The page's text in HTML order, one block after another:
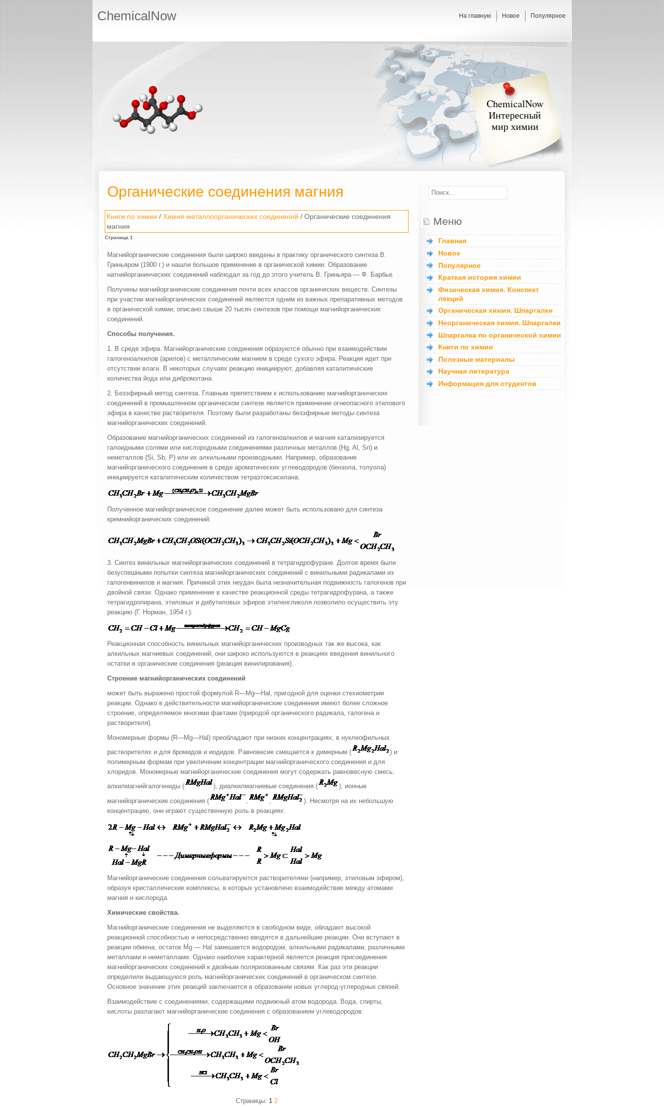
ChemicalNow На главную Новое Популярное
ChemicalNow
Интересный
мир химии
Органические соединения магния
Книги по химии / Химия металлоорганических соединений / Органические соединения
магния
Страница 1
Магнийорганические соединения были широко введены в практику органического синтеза В.
Гриньяром (1900 г.) и нашли большое применение в органической химии. Образование
натнийорганинческих соединений наблюдал за год до этого учитель В. Гриньяра — Ф. Барбье.
Получены магнийорганические соединения почти всех классов органических веществ. Синтезы
при участии магнийорганических соединений являются одним из важных препаративных методов
в органической химии; описано свыше 20 тысяч синтезов при помощи магнийорганических
соединений.
Способы получения.
1. В среде эфира. Магнийорганические соединения образуются обычно при взаимодействии
галогеноалкилов (арилов) с металлическим магнием в среде сухого эфира. Реакция идет при
отсутствии влаги. В некоторых случаях реакцию инициируют, добавляя каталитические
количества йода или дибромэтана.
2. Безэфирный метод синтеза. Главным препятствием к использованию магнийорганнческих
соединений в промышленном органическом синтезе является применение огнеопасного этилового
эфира в качестве растворителя. Поэтому были разработаны безэфирные методы синтеза
магнийорганических соединений.
Образование магнийорганических соединений из галогеноалкилов и магния катализируется
галоидными солями или кислородными соединениями различных металлов (Hg, Al, Sn) и
неметаллов (Si, Sb, P) или их алкильными производными. Например, образование
магнийорганического соединения в среде ароматических углеводородов (бензола, толуола)
инициируется каталитическим количеством тетраэтоксисилана:
Полученное магнийорганическое соединение далее может быть использовано для синтеза
кремнийорганических соединений:
3. Синтез винильных магнийорганических соединений в тетрагидрофуране. Долгое время были
безуспешными попытки синтеза магнийорганических соединений с винильными радикалами из
галогенвинилов и магния. Причиной этих неудач была незначительная подвижность галогенов при
двойной связи. Однако применение в качестве реакционной среды тетрагидрофурана, а также
тетрагидропирана, этиловых и дибутиловых эфиров этиленгликоля позволило осуществить эту
реакцию (Г. Норман, 1954 г.):
Реакционная способность винильных магнийорганических производных так же высока, как
алкильных магниевых соединений, они широко используются в реакциях введения винильного
остатки в органические соединения (реакция винилирования).
Строение магнийорганических соединений
может быть выражено простой формулой R—Mg—Hal, пригодной для оценки стехиометрии
реакции. Однако в действительности магнийорганические соединения имеют более сложное
строение, определяемое многими фактами (природой органического радикала, галогена и
растворителя).
Мономерные формы (R—Mg—Hal) преобладают при низких концентрациях, в нуклеофильных
растворителях и для бромидов и иодидов. Равновесие смещается к димерным (
) и
полимерным формам при увеличении концентрации магнийорганического соединения и для
хлоридов. Мономерные магнийорганические соединения могут содержать равновесную смесь:
алкилмагнийгалогениды (
), диалкилмагниевые соединения (
), ионные
магнийорганические соединения (
, ,
). Несмотря на их небольшую
концентрацию, они играют существенную роль в реакциях:
Магнийорганические соединения сольватируются растворителями (например, этиловым эфиром),
образуя кристаллические комплексы, в которых установлено взаимодействие между атомами
магния и кислорода.
Химические свойства.
Магнийорганические соединения не выделяются в свободном виде, обладают высокой
реакционной способностью и непосредственно вводятся в дальнейшие реакции. Они вступают в
реакции обмена, остаток Mg — Hal замешается водородом, алкильными радикалами, различными
металлами и неметаллами. Однако наиболее характерной является реакция присоединения
магнийорганических соединений к двойным поляризованным связям. Как раз эти реакции
определили выдающуюся роль магнийорганических соединений в органическом синтезе.
Основное значение этих реакций заключается в образовании новых углерод-углеродных связей.
Взаимодействие с соединениями, содержащими подвижный атом водорода. Вода, спирты,
кислоты разлагают магнийорганические соединения с образованием углеводородов:
Страницы: 1 2
Меню
Главная
Новое
Популярное
Краткая история химии
Физическая химия. Конспект
лекций
Органическая химия. Шпаргалки
Неорганическая химия. Шпаргалки
Шпаргалка по органической химии
Книги по химии
Полезные материалы
Научная литература
Информация для студентов